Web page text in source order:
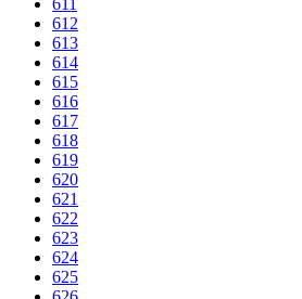
611
612
613
614
615
616
617
618
619
620
621
622
623
624
625